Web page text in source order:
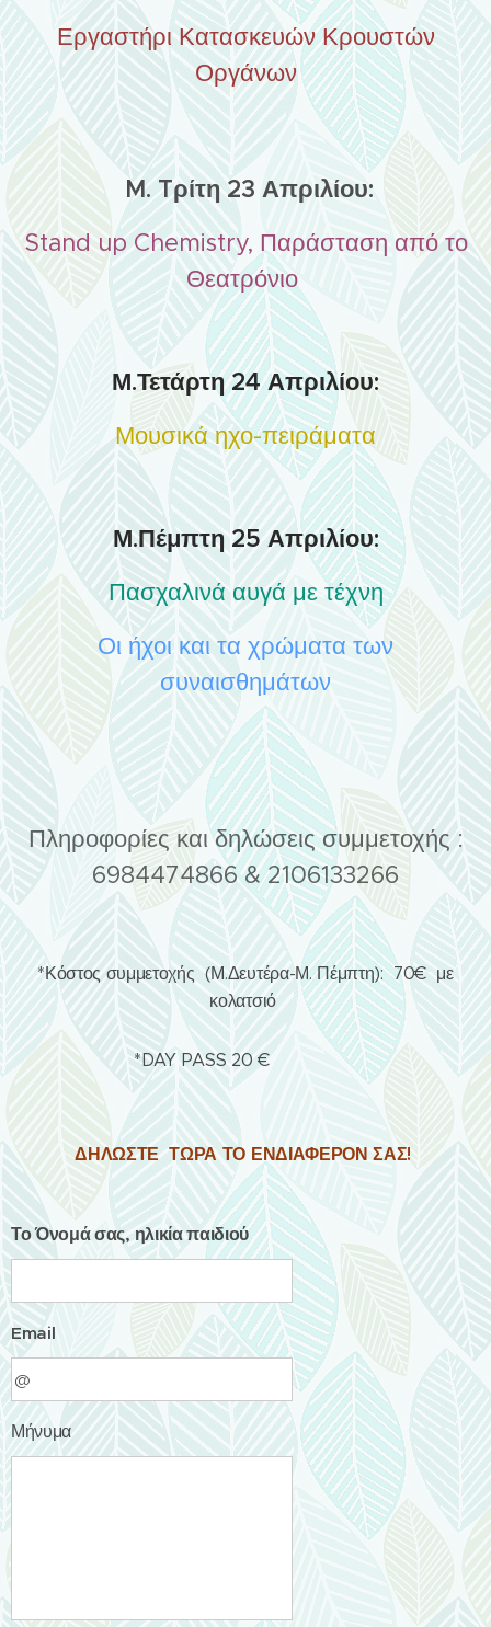
Εργαστήρι Κατασκευών Κρουστών
Οργάνων
M. Tρίτη 23 Απριλίου:
Stand up Chemistry, Παράσταση από το
Θεατρόνιο
Μ.Τετάρτη 24 Απριλίου:
Μουσικά ηχο-πειράματα
Μ.Πέμπτη 25 Απριλίου:
Πασχαλινά αυγά με τέχνη
Οι ήχοι και τα χρώματα των
συναισθημάτων
Πληροφορίες και δηλώσεις συμμετοχής :
6984474866 & 2106133266
*Κόστος συμμετοχής (Μ.Δευτέρα-Μ. Πέμπτη): 70€ με
κολατσιό
*DAY PASS 20 €
ΔΗΛΩΣΤΕ ΤΩΡΑ ΤΟ ΕΝΔΙΑΦΕΡΟΝ ΣΑΣ!
Το Όνομά σας, ηλικία παιδιού
Email
Μήνυμα